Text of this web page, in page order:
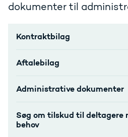
dokumenter til
Kontraktbilag
Aftalebilag
Administrative dokumenter
Søg om tilskud til deltagere
behov